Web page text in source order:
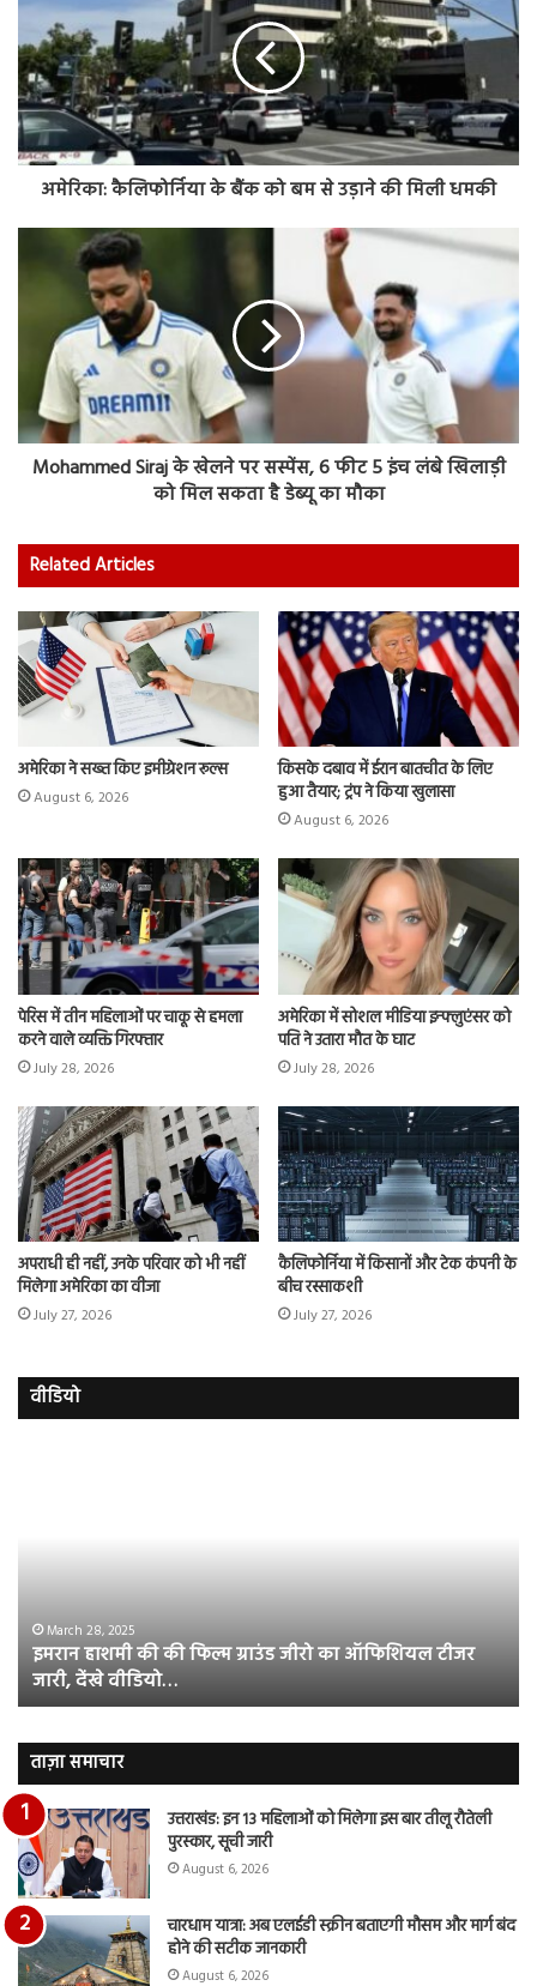
अमेरिका: कैलिफोर्निया के बैंक को बम से उड़ाने की मिली धमकी
Mohammed Siraj के खेलने पर सस्पेंस, 6 फीट 5 इंच लंबे खिलाड़ी
को मिल सकता है डेब्यू का मौका
Related Articles
अमेरिका ने सख्त किए इमीग्रेशन रूल्स
August 6, 2026
किसके दबाव में ईरान बातचीत के लिए
हुआ तैयार; ट्रंप ने किया खुलासा
August 6, 2026
पेरिस में तीन महिलाओं पर चाकू से हमला
करने वाले व्यक्ति गिरफ्तार
July 28, 2026
अमेरिका में सोशल मीडिया इन्फ्लुएंसर को
पति ने उतारा मौत के घाट
July 28, 2026
अपराधी ही नहीं, उनके परिवार को भी नहीं
मिलेगा अमेरिका का वीजा
July 27, 2026
कैलिफोर्निया में किसानों और टेक कंपनी के
बीच रस्साकशी
July 27, 2026
वीडियो
का
ऑफिशियल
टीजर
जारी,
वीडियो…
March 28, 2025
इमरान हाशमी की की फिल्म ग्राउंड जीरो का ऑफिशियल टीजर
जारी, देंखे वीडियो…
ताज़ा समाचार
उत्तराखंड: इन 13 महिलाओं को मिलेगा इस बार तीलू रौतेली
पुरस्कार, सूची जारी
August 6, 2026
चारधाम यात्रा: अब एलईडी स्क्रीन बताएगी मौसम और मार्ग बंद
होने की सटीक जानकारी
August 6, 2026